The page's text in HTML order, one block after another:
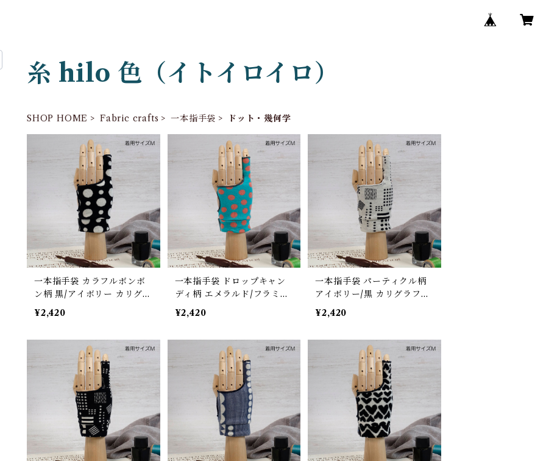
糸 hilo 色（イトイロイロ）
SHOP HOME Fabric crafts 一本指手袋 ドット・幾何学
一本指手袋 カラフルボンボ
ン柄 黒/アイボリー カリグラ
フィー/イラスト/絵描き/デ
ッサン/製図 紙面/タブレット
手汗対策 左右対応 グローブ
¥2,420
一本指手袋 ドロップキャン
ディ柄 エメラルド/フラミン
ゴ カリグラフィー/イラスト/
絵描き/デッサン/製図 紙面/
汚/摩擦軽減/手汗対策 左右対
応 グローブ
¥2,420
一本指手袋 パーティクル柄
アイボリー/黒 カリグラフィ
ー/イラスト/絵描き/デッサ
ン/製図 紙面/タブレット 誤
汗対策 左右対応 グローブ
¥2,420